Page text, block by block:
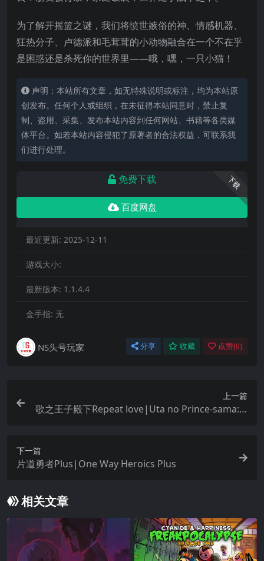
为了解开摇篮之谜，我们将愤世嫉俗的神、情感机器、
狂热分子、卢德派和毛茸茸的小动物融合在一个不在乎
是困惑还是杀死你的世界里——哦，嘿，一只小猫！
声明：本站所有文章，如无特殊说明或标注，均为本站原
创发布。任何个人或组织，在未征得本站同意时，禁止复
制、盗用、采集、发布本站内容到任何网站、书籍等各类媒
体平台。如若本站内容侵犯了原著者的合法权益，可联系我
们进行处理。
下载
免费下载
百度网盘
最近更新: 2025-12-11
游戏大小:
最新版本: 1.1.4.4
金手指: 无
NS头号玩家 分享 收藏 点赞(0)
上一篇
歌之王子殿下Repeat love|Uta no Prince-sama: R
下一篇
片道勇者Plus|One Way Heroics Plus
相关文章